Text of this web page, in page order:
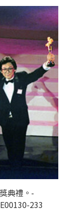
典禮。-
233